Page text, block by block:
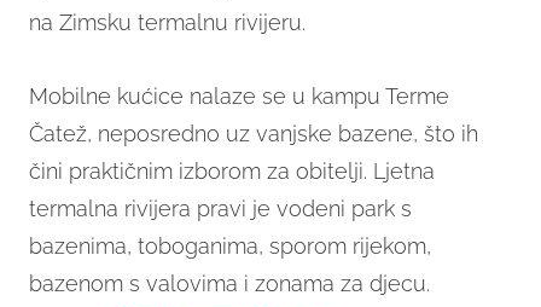
na Zimsku termalnu rivijeru.
Mobilne kućice nalaze se u kampu Terme
Čatež, neposredno uz vanjske bazene, što ih
čini praktičnim izborom za obitelji. Ljetna
termalna rivijera pravi je vodeni park s
bazenima, toboganima, sporom rijekom,
bazenom s valovima i zonama za djecu.